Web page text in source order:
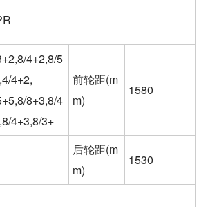
4+2,8/5
4+2,
8+3,8/4
4+3,8/3+
前轮距(m
m)
1580
后轮距(m
m)
1530